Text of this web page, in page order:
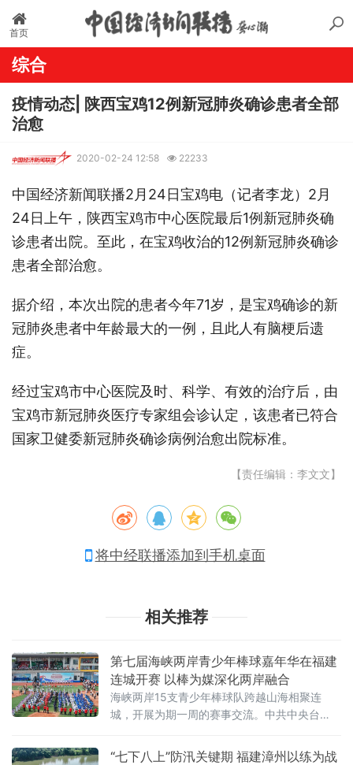
首页
综合
疫情动态| 陕西宝鸡12例新冠肺炎确诊患者全部
治愈
2020-02-24 12:58 22233
中国经济新闻联播2月24日宝鸡电（记者李龙）2月
24日上午，陕西宝鸡市中心医院最后1例新冠肺炎确
诊患者出院。至此，在宝鸡收治的12例新冠肺炎确诊
患者全部治愈。
据介绍，本次出院的患者今年71岁，是宝鸡确诊的新
冠肺炎患者中年龄最大的一例，且此人有脑梗后遗
症。
经过宝鸡市中心医院及时、科学、有效的治疗后，由
宝鸡市新冠肺炎医疗专家组会诊认定，该患者已符合
国家卫健委新冠肺炎确诊病例治愈出院标准。
【责任编辑：李文文】
将中经联播添加到手机桌面
相关推荐
第七届海峡两岸青少年棒球嘉年华在福建
连城开赛 以棒为媒深化两岸融合
海峡两岸15支青少年棒球队跨越山海相聚连
城，开展为期一周的赛事交流。中共中央台
副省长江尔雄，中国
“七下八上”防汛关键期 福建漳州以练为战